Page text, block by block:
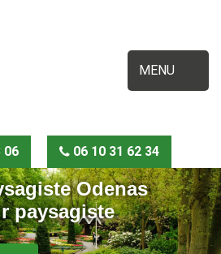
MENU
06 06 10 31 62 34
Odenas
paysagiste